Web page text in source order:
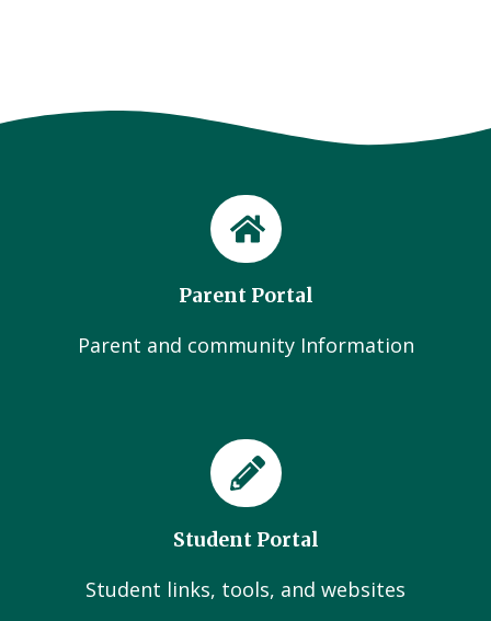
Parent Portal
Parent and community Information
Student Portal
Student links, tools, and websites